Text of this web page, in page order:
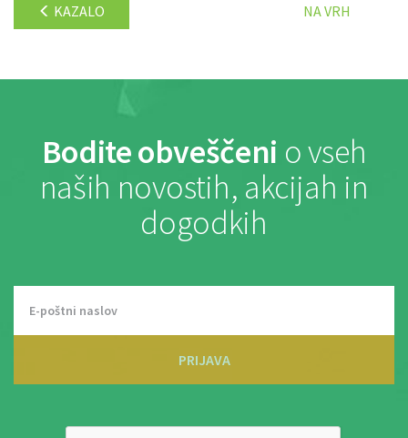
KAZALO NA VRH
Bodite obveščeni o vseh
naših novostih, akcijah in
dogodkih
PRIJAVA